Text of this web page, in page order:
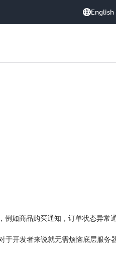
English
如商品购买通知，订单状态异常
开发者来说就无需烦恼底层服